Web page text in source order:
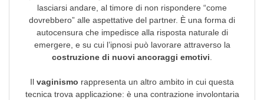
lasciarsi andare, al timore di non rispondere “come
dovrebbero” alle aspettative del partner. È una forma di
autocensura che impedisce alla risposta naturale di
emergere, e su cui l’ipnosi può lavorare attraverso la
costruzione di nuovi ancoraggi emotivi
Il vaginismo rappresenta un altro ambito in cui questa
tecnica trova applicazione: è una contrazione involontaria